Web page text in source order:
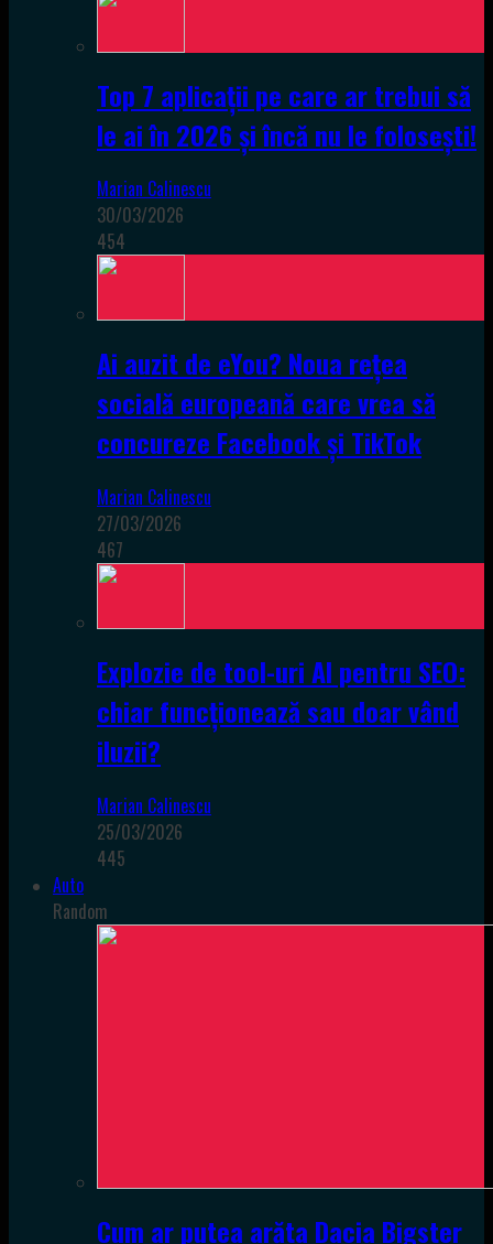
Top 7 aplicații pe care ar trebui să
le ai în 2026 și încă nu le folosești!
Marian Calinescu
30/03/2026
454
Ai auzit de eYou? Noua rețea
socială europeană care vrea să
concureze Facebook și TikTok
Marian Calinescu
27/03/2026
467
Explozie de tool-uri AI pentru SEO:
chiar funcționează sau doar vând
iluzii?
Marian Calinescu
25/03/2026
445
Auto
Random
Cum ar putea arăta Dacia Bigster